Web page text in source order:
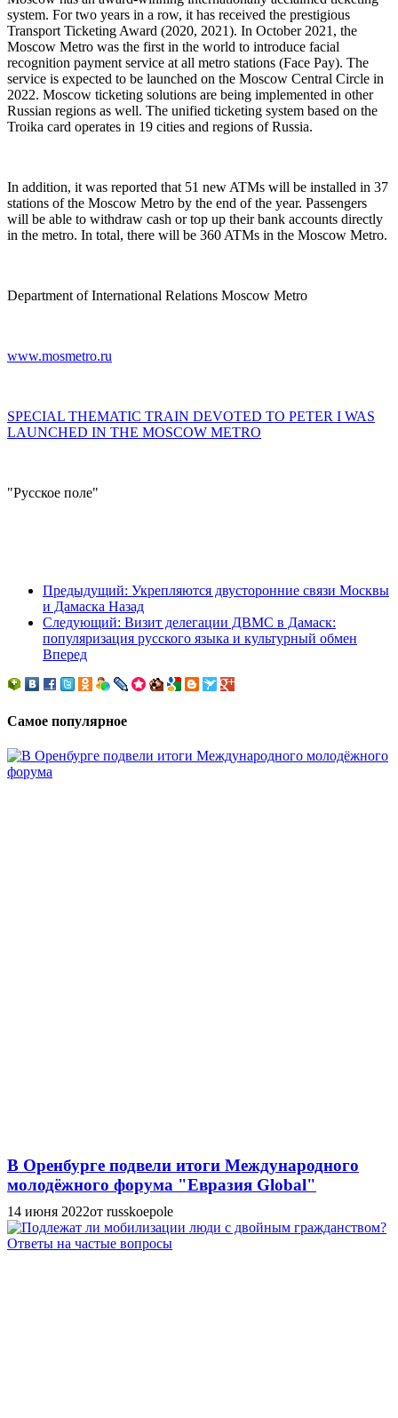
system. For two years in a row, it has received the prestigious
Transport Ticketing Award (2020, 2021). In October 2021, the
Moscow Metro was the first in the world to introduce facial
recognition payment service at all metro stations (Face Pay). The
service is expected to be launched on the Moscow Central Circle in
2022. Moscow ticketing solutions are being implemented in other
Russian regions as well. The unified ticketing system based on the
Troika card operates in 19 cities and regions of Russia.
In addition, it was reported that 51 new ATMs will be installed in 37
stations of the Moscow Metro by the end of the year. Passengers
will be able to withdraw cash or top up their bank accounts directly
in the metro. In total, there will be 360 ATMs in the Moscow Metro.
Department of International Relations Moscow Metro
www.mosmetro.ru
SPECIAL THEMATIC TRAIN DEVOTED TO PETER I WAS
LAUNCHED IN THE MOSCOW METRO
"Русское поле"
Предыдущий: Укрепляются двусторонние связи Москвы
и Дамаска Назад
Следующий: Визит делегации ДВМС в Дамаск:
популяризация русского языка и культурный обмен
Вперед
Самое популярное
В Оренбурге подвели итоги Международного
молодёжного форума "Евразия Global"
14 июня 2022от russkoepole